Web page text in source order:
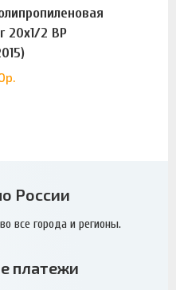
20х1/2 ВР
р.
России
все города и регионы.
платежи